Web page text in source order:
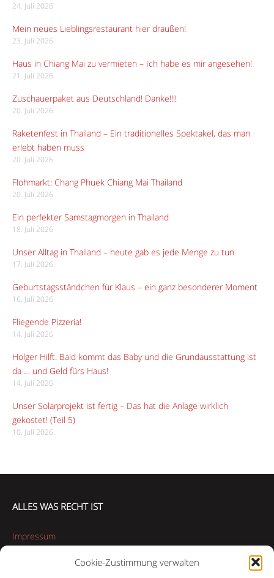
Cookie-Zustimmung verwalten
24. Juli 2026
Mein neues Lieblingsrestaurant hier draußen!
23. Juli 2026
Haus in Chiang Mai zu vermieten – Ich habe es mir angesehen!
21. Juli 2026
Zuschauerpaket aus Deutschland! Danke!!!!
20. Juli 2026
Raketenfest in Thailand – Ein traditionelles Spektakel, das man
erlebt haben muss
20. Juli 2026
Flohmarkt: Chang Phuek Chiang Mai Thailand
20. Juli 2026
Ein perfekter Samstagmorgen in Thailand
18. Juli 2026
Unser Alltag in Thailand – heute gab es jede Menge zu tun
17. Juli 2026
Geburtstagsständchen für Klaus – ein ganz besonderer Moment
16. Juli 2026
Fliegende Pizzeria!
14. Juli 2026
Holger Hilft. Bald kommt das Baby und die Grundausstattung ist
da … und Geld fürs Haus!
14. Juli 2026
Unser Solarprojekt ist fertig – Das hat die Anlage wirklich
gekostet! (Teil 5)
10. Juli 2026
ALLES WAS RECHT IST
Impressum
Datenschutzerklärung